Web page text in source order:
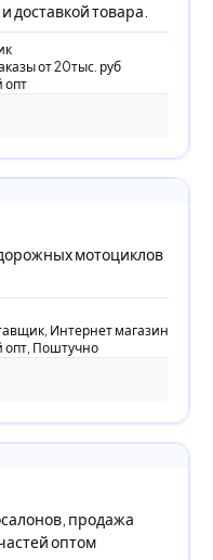
доставкой товара.
от 20тыс. руб
опт
мотоциклов
Интернет магазин
опт, Поштучно
продажа
оптом